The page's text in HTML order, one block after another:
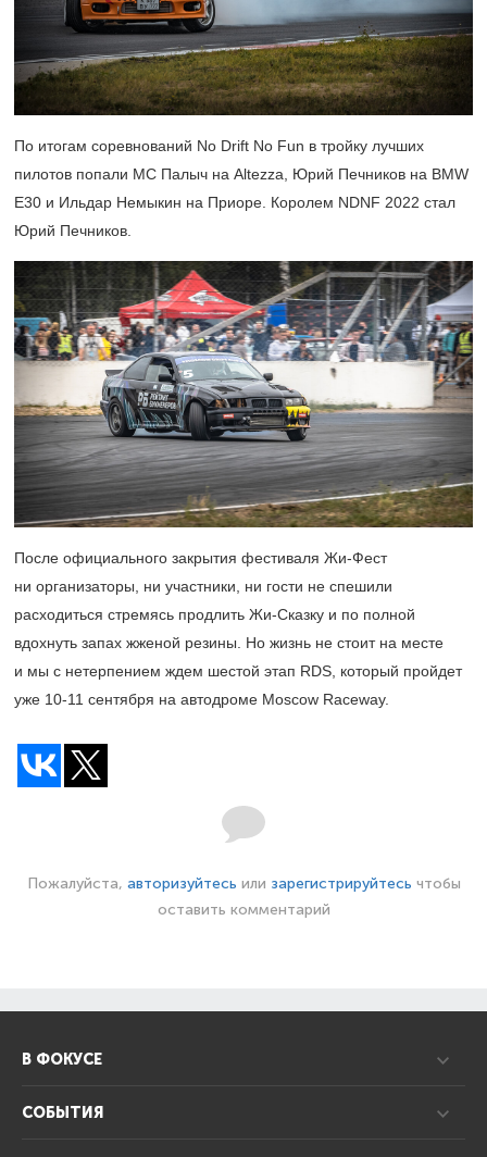
По итогам соревнований No Drift No Fun в тройку лучших
пилотов попали MC Палыч на Altezza, Юрий Печников на BMW
Е30 и Ильдар Немыкин на Приоре. Королем NDNF 2022 стал
Юрий Печников.
После официального закрытия фестиваля Жи-Фест
ни организаторы, ни участники, ни гости не спешили
расходиться стремясь продлить Жи-Сказку и по полной
вдохнуть запах жженой резины. Но жизнь не стоит на месте
и мы с нетерпением ждем шестой этап RDS, который пройдет
уже 10-11 сентября на автодроме Moscow Raceway.
Пожалуйста, авторизуйтесь или зарегистрируйтесь чтобы
оставить комментарий
В ФОКУСЕ
СОБЫТИЯ